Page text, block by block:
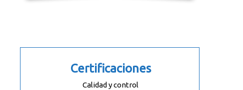
Certificaciones
Calidad y control